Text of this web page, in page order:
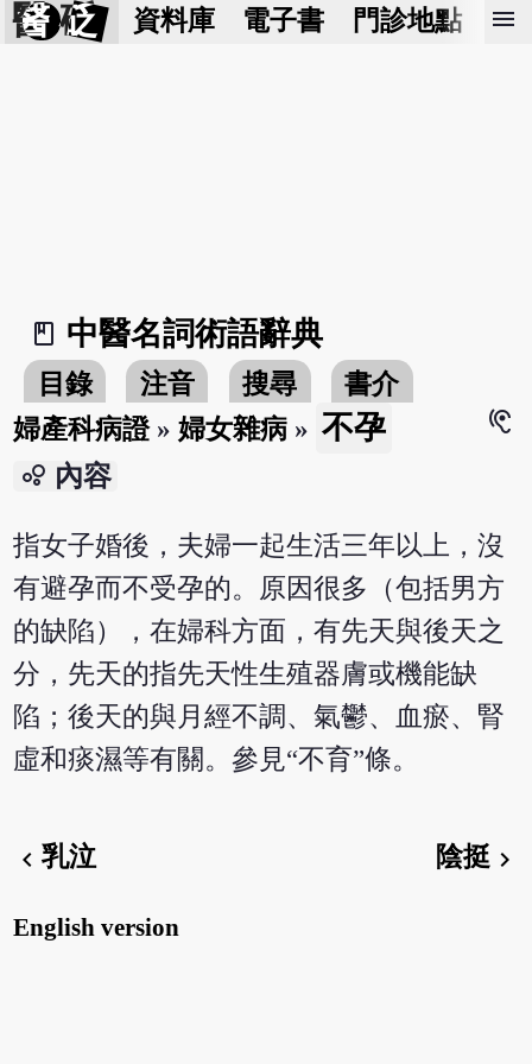
醫 砭 資料庫 電子書 門診地點 預
menu
book_2
中醫名詞術語辭典
目錄 注音 搜尋
書介
婦產科病證»婦女雜病 » 不孕
hearing
bubble_chart 內容
指女子婚後，夫婦一起生活三年以上，沒
有避孕而不受孕的。原因很多（包括男方
的缺陷），在婦科方面，有先天與後天之
分，先天的指先天性生殖器膚或機能缺
陷；後天的與月經不調、氣鬱、血瘀、腎
虛和痰濕等有關。參見“不育”條。
chevron_left乳泣 陰挺chevron_right
English version